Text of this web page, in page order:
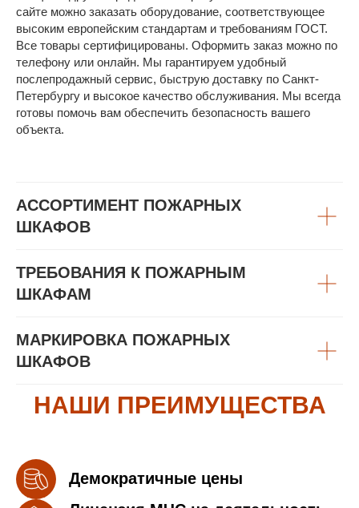
сайте можно заказать оборудование, соответствующее
высоким европейским стандартам и требованиям ГОСТ.
Все товары сертифицированы. Оформить заказ можно по
телефону или онлайн. Мы гарантируем удобный
послепродажный сервис, быструю доставку по Санкт-
Петербургу и высокое качество обслуживания. Мы всегда
готовы помочь вам обеспечить безопасность вашего
объекта.
АССОРТИМЕНТ ПОЖАРНЫХ
ШКАФОВ
ТРЕБОВАНИЯ К ПОЖАРНЫМ
ШКАФАМ
МАРКИРОВКА ПОЖАРНЫХ
ШКАФОВ
НАШИ ПРЕИМУЩЕСТВА
Демократичные цены